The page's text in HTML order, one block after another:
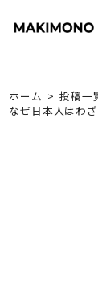
ホーム
投稿一
なぜ日本人はわ